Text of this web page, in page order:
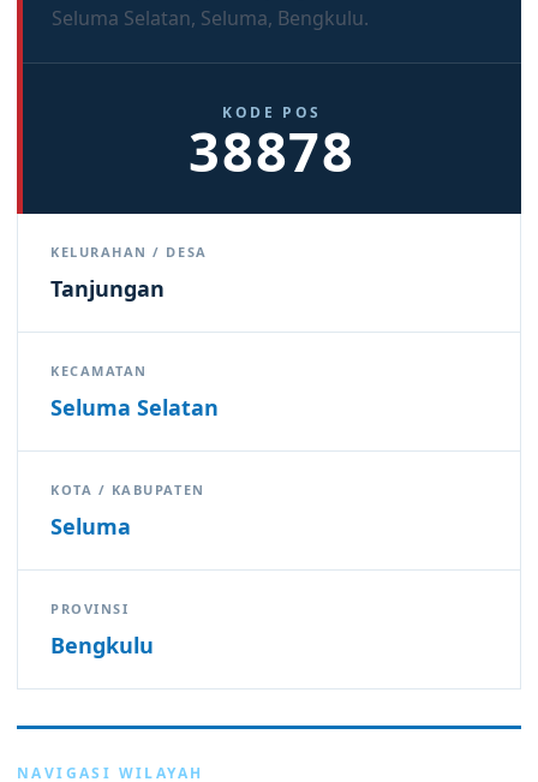
Seluma Selatan, Seluma, Bengkulu.
KODE POS
38878
KELURAHAN / DESA
Tanjungan
KECAMATAN
Seluma Selatan
KOTA / KABUPATEN
Seluma
PROVINSI
Bengkulu
NAVIGASI WILAYAH